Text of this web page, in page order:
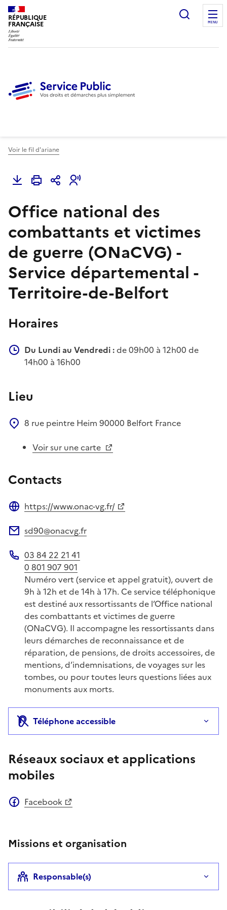
RÉPUBLIQUE
FRANÇAISE
Ouvrir
MENU
Voir le fil d'ariane
Office national des
combattants et victimes
de guerre (ONaCVG) -
Service départemental -
Territoire-de-Belfort
Horaires
Du Lundi au Vendredi :de 09h00 à 12h00 de
14h00 à 16h00
Lieu
8 rue peintre Heim 90000 Belfort France
Voir sur une carte
Contacts
https://www.onac-vg.fr/
sd90@onacvg.fr
Téléphone
03 84 22 21 41
0 801 907 901
Numéro vert (service et appel gratuit), ouvert de
9h à 12h et de 14h à 17h. Ce service téléphonique
est destiné aux ressortissants de l’Office national
des combattants et victimes de guerre
(ONaCVG). Il accompagne les ressortissants dans
leurs démarches de reconnaissance et de
réparation, de pensions, de droits accessoires, de
mentions, d’indemnisations, de voyages sur les
tombes, ou pour toutes leurs questions liées aux
monuments aux morts.
Téléphone accessible
Réseaux sociaux et applications
mobiles
Facebook
Missions et organisation
Responsable(s)